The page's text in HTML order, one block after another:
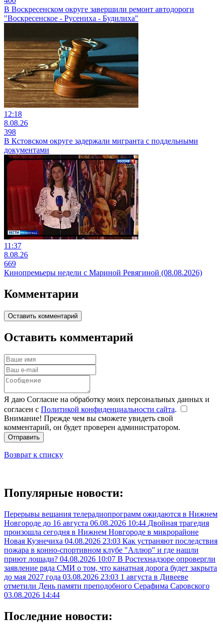
В Воскресенском округе завершили ремонт автодороги
"Воскресенское - Русениха - Будилиха"
12:18
8.08.26
398
В Кстовском округе задержали мигранта с поддельными
документами
11:37
8.08.26
669
Кинопремьеры недели с Мариной Ревягиной (08.08.2026)
Комментарии
Оставить комментарий
Оставить комментарий
Я даю Согласие на обработку моих персональных данных и
согласен с Политикой конфиденциальности сайта.
Внимание! Прежде чем вы сможете увидеть свой
комментарий, он будет проверен администратором.
Отправить
Возврат к списку
Популярные новости:
Перерывы вещания телерадиопрограмм ожидаются в Нижнем
Новгороде до 16 августа 06.08.2026 10:44 Двойная трагедия
произошла сегодня в Нижнем Новгороде в микрорайоне
Новая Кузнечиха 04.08.2026 23:03 Как устраняют последствия
пожара в конно-спортивном клубе "Аллюр" и где нашли
приют лошади? 04.08.2026 10:07 В Ростехнадзоре опровергли
заявление ряда СМИ о том, что канатная дорога будет закрыта
до мая 2027 года 03.08.2026 23:03 1 августа в Дивееве
отметили День памяти преподобного Серафима Саровского
03.08.2026 14:44
Последние новости: